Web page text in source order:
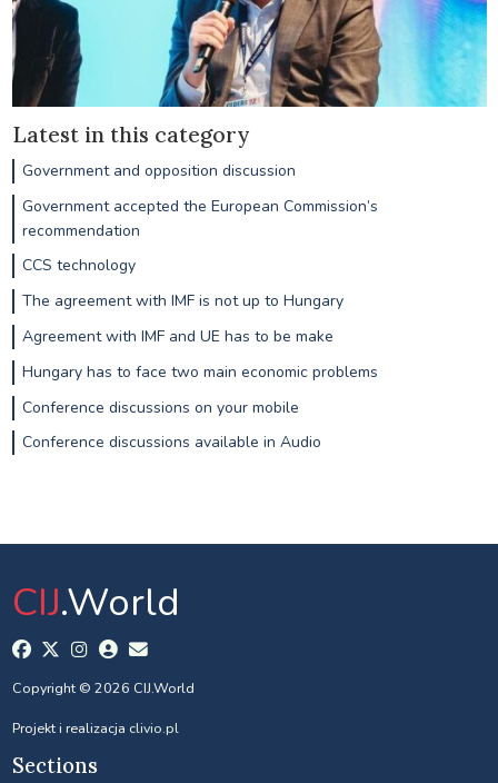
Latest in this category
Government and opposition discussion
Government accepted the European Commission’s
recommendation
CCS technology
The agreement with IMF is not up to Hungary
Agreement with IMF and UE has to be make
Hungary has to face two main economic problems
Conference discussions on your mobile
Conference discussions available in Audio
CIJ.World
Copyright © 2026 CIJ.World
Projekt i realizacja clivio.pl
Sections